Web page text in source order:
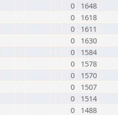
0
1648
0
1618
0
1611
0
1630
0
1584
0
1578
0
1570
0
1507
0
1514
0
1488